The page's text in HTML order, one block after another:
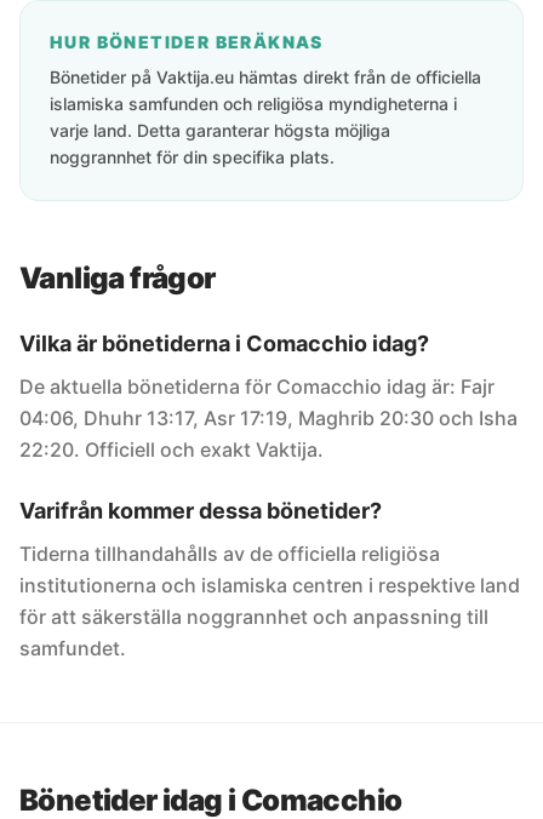
HUR BÖNETIDER BERÄKNAS
Bönetider på Vaktija.eu hämtas direkt från de officiella
islamiska samfunden och religiösa myndigheterna i
varje land. Detta garanterar högsta möjliga
noggrannhet för din specifika plats.
Vanliga frågor
Vilka är bönetiderna i Comacchio idag?
De aktuella bönetiderna för Comacchio idag är: Fajr
04:06, Dhuhr 13:17, Asr 17:19, Maghrib 20:30 och Isha
22:20. Officiell och exakt Vaktija.
Varifrån kommer dessa bönetider?
Tiderna tillhandahålls av de officiella religiösa
institutionerna och islamiska centren i respektive land
för att säkerställa noggrannhet och anpassning till
samfundet.
Bönetider idag i Comacchio